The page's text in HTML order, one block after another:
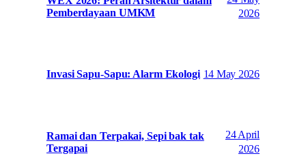
Pemberdayaan UMKM
2026
Invasi Sapu-Sapu: Alarm Ekologi 14 May 2026
Ramai dan Terpakai, Sepi bak tak
Tergapai
24 April
2026